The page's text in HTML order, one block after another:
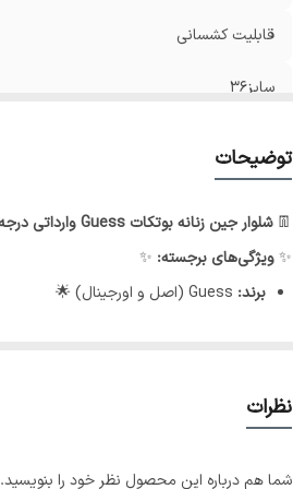
قابلیت کشسانی
سایز۳۶
توضیحات
👖شلوار جین زنانه بوتکات Guess وارداتی درجه یک
✨ویژگی‌های برجسته: ✨
برند:
کیفیت:
ویژگی خاص:
نظرات
شما هم درباره این محصول نظر خود را بنویسید.